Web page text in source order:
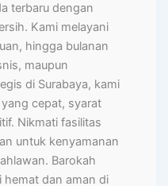
terbaru dengan
Kami melayani
hingga bulanan
maupun
di Surabaya, kami
cepat, syarat
Nikmati fasilitas
untuk kenyamanan
Barokah
hemat dan aman di